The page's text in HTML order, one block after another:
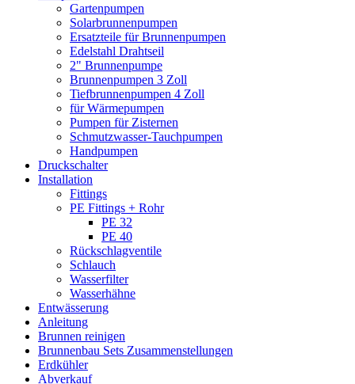
Gartenpumpen
Solarbrunnenpumpen
Ersatzteile für Brunnenpumpen
Edelstahl Drahtseil
2" Brunnenpumpe
Brunnenpumpen 3 Zoll
Tiefbrunnenpumpen 4 Zoll
für Wärmepumpen
Pumpen für Zisternen
Schmutzwasser-Tauchpumpen
Handpumpen
Druckschalter
Installation
Fittings
PE Fittings + Rohr
PE 32
PE 40
Rückschlagventile
Schlauch
Wasserfilter
Wasserhähne
Entwässerung
Anleitung
Brunnen reinigen
Brunnenbau Sets Zusammenstellungen
Erdkühler
Abverkauf